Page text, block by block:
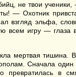
не твои
— Охотник
взгляд эльфа,
всем игру — глаза
мертвая тишина.
Сначала один
превратилась в